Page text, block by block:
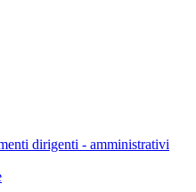
dirigenti - amministrativi